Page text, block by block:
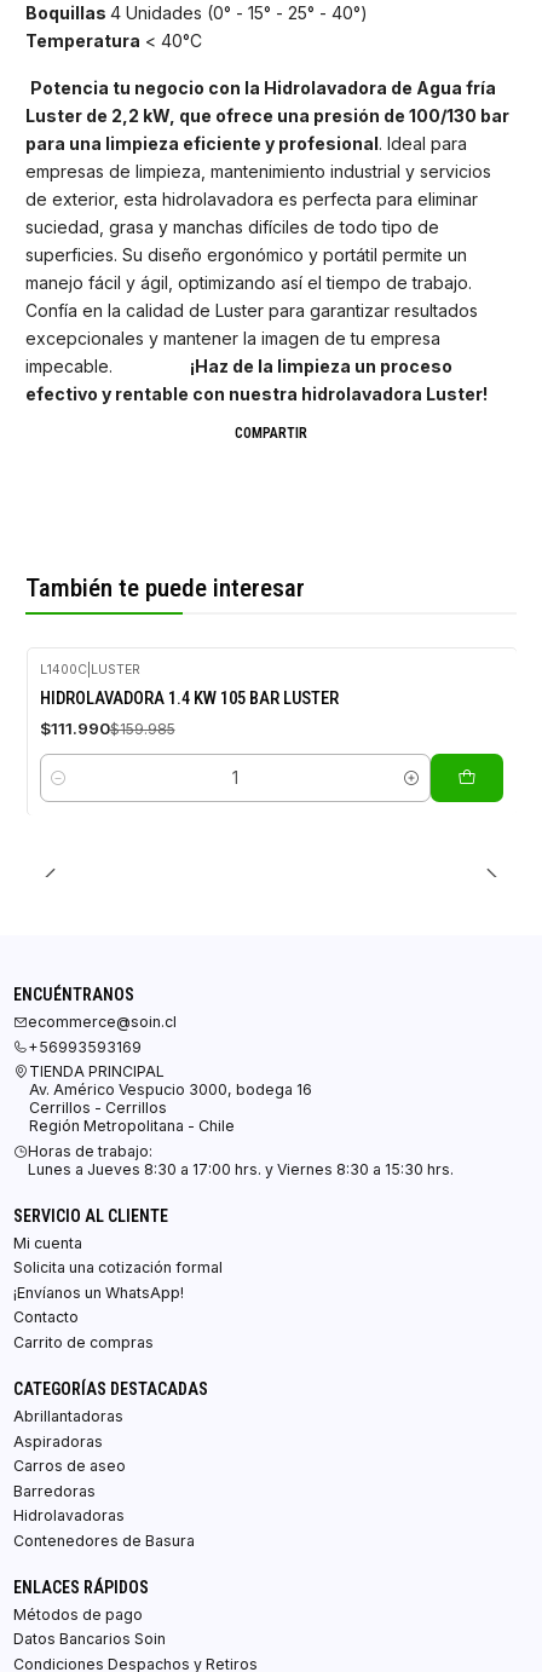
Boquillas 4 Unidades (0° - 15° - 25° - 40°)
Temperatura < 40°C
Potencia tu negocio con la Hidrolavadora de Agua fría
Luster de 2,2 kW, que ofrece una presión de 100/130 bar
para una limpieza eficiente y profesional. Ideal para
empresas de limpieza, mantenimiento industrial y servicios
de exterior, esta hidrolavadora es perfecta para eliminar
suciedad, grasa y manchas difíciles de todo tipo de
superficies. Su diseño ergonómico y portátil permite un
manejo fácil y ágil, optimizando así el tiempo de trabajo.
Confía en la calidad de Luster para garantizar resultados
excepcionales y mantener la imagen de tu empresa
impecable. ¡Haz de la limpieza un proceso
efectivo y rentable con nuestra hidrolavadora Luster!
COMPARTIR
También te puede interesar
-30%
OFF
L1400C| LUSTER
HIDROLAVADORA 1.4 KW 105 BAR LUSTER
$111.990$159.985
Cantidad
ENCUÉNTRANOS
ecommerce@soin.cl
+56993593169
TIENDA PRINCIPAL
Av. Américo Vespucio 3000, bodega 16
Cerrillos - Cerrillos
Región Metropolitana - Chile
Horas de trabajo:
Lunes a Jueves 8:30 a 17:00 hrs. y Viernes 8:30 a 15:30 hrs.
SERVICIO AL CLIENTE
Mi cuenta
Solicita una cotización formal
¡Envíanos un WhatsApp!
Contacto
Carrito de compras
CATEGORÍAS DESTACADAS
Abrillantadoras
Aspiradoras
Carros de aseo
Barredoras
Hidrolavadoras
Contenedores de Basura
ENLACES RÁPIDOS
Métodos de pago
Datos Bancarios Soin
Condiciones Despachos y Retiros